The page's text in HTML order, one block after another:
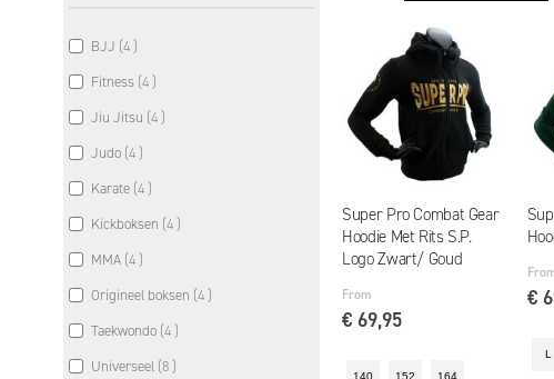
Super Pro Combat Gear
Hoodie Met Rits S.P.
Logo Zwart/ Goud
From
€ 69,95
140 152 164
€
L
BJJ 4items
Fitness 4items
Jiu Jitsu 4items
Judo 4items
Karate 4items
Kickboksen 4items
MMA 4items
Origineel boksen 4items
Taekwondo 4items
Universeel 8items